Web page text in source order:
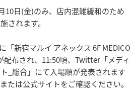
10日(金)のみ、店内混雑緩和のため
されます。
「新宿マルイ アネックス 6F MEDICO
配布され、11:50頃、Twitter「メディ
_総合」にて入場順が発表されます
たは公式サイトをご確認ください。